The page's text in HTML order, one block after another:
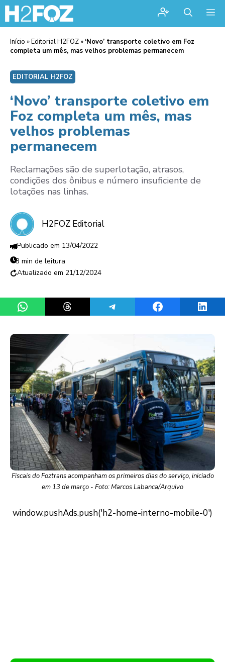
Início »Editorial H2FOZ » ‘Novo’ transporte coletivo em Foz
completa um mês, mas velhos problemas permanecem
EDITORIAL H2FOZ
‘Novo’ transporte coletivo em
Foz completa um mês, mas
velhos problemas
permanecem
Reclamações são de superlotação, atrasos,
condições dos ônibus e número insuficiente de
lotações nas linhas.
H2FOZ Editorial
13/04/2022
3 min de leitura
21/12/2024
Share on WhatsAppShare on ThreadsShare on TelegramShare on Facebook
Fiscais do Foztrans acompanham os primeiros dias do serviço, iniciado
em 13 de março - Foto: Marcos Labanca/Arquivo